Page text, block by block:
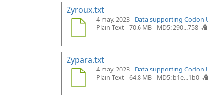
Zyroux.txt
4 may. 2023 - Data supporting Codon
Plain Text - 70.6 MB - MD5: 290...758
Zypara.txt
4 may. 2023 - Data supporting Codon
Plain Text - 64.8 MB - MD5: b1e...1b0